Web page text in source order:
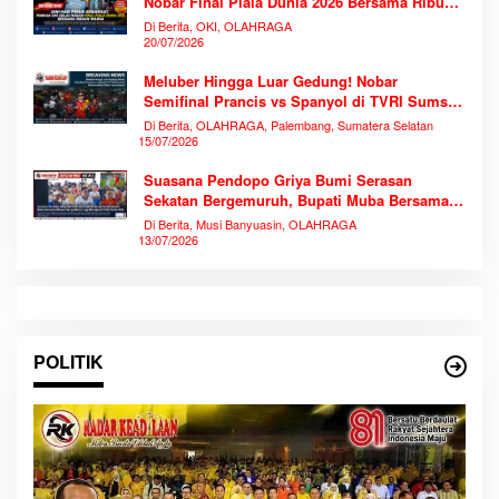
Warga
Di Berita, OKI, OLAHRAGA
20/07/2026
Meluber Hingga Luar Gedung! Nobar
Semifinal Prancis vs Spanyol di TVRI Sumsel
Memecahkan Rekor Antusiasme
Di Berita, OLAHRAGA, Palembang, Sumatera Selatan
15/07/2026
Suasana Pendopo Griya Bumi Serasan
Sekatan Bergemuruh, Bupati Muba Bersama
Ribuan Warga Nobar Laga Bersejarah Piala
Dunia 2026
Di Berita, Musi Banyuasin, OLAHRAGA
13/07/2026
POLITIK